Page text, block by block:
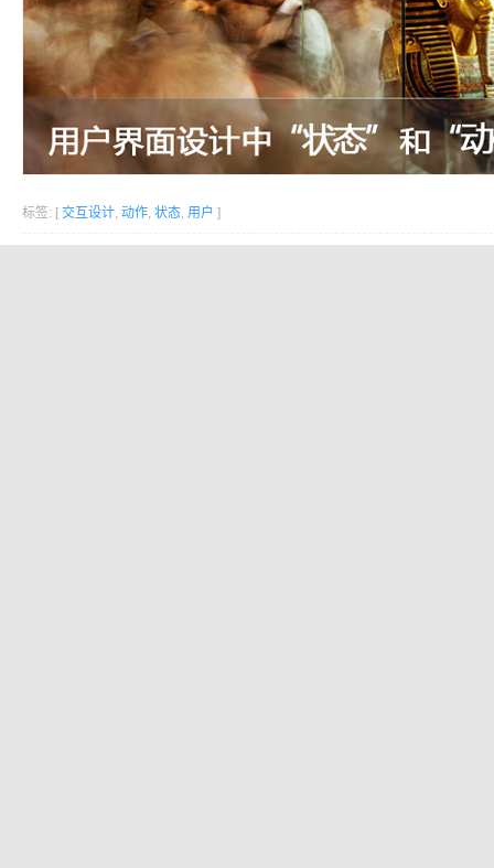
标签: [ 交互设计, 动作, 状态, 用户 ]